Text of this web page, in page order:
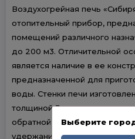
Воздухогрейная печь
отопительный прибор,
помещений различного
до 200 м3. Отличительной
является наличие в ее
предназначенной для
воды. Стенки печи
толщиной 3 мм, а варочная
обратной стороны имеет
удержания металлического
Выберите